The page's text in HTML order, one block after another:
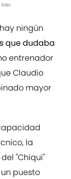
ningún
que dudaba
entrenador
Claudio
mayor
la
"Chiqui"
puesto